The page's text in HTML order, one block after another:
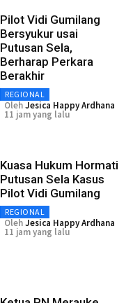
Pilot Vidi Gumilang
Bersyukur usai
Putusan Sela,
Berharap Perkara
Berakhir
REGIONAL
OlehJesica Happy Ardhana
11 jam yang lalu
Kuasa Hukum Hormati
Putusan Sela Kasus
Pilot Vidi Gumilang
REGIONAL
OlehJesica Happy Ardhana
11 jam yang lalu